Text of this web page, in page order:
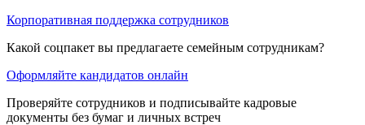
Корпоративная поддержка сотрудников
Какой соцпакет вы предлагаете семейным сотрудникам?
Оформляйте кандидатов онлайн
Проверяйте сотрудников и подписывайте кадровые
документы без бумаг и личных встреч